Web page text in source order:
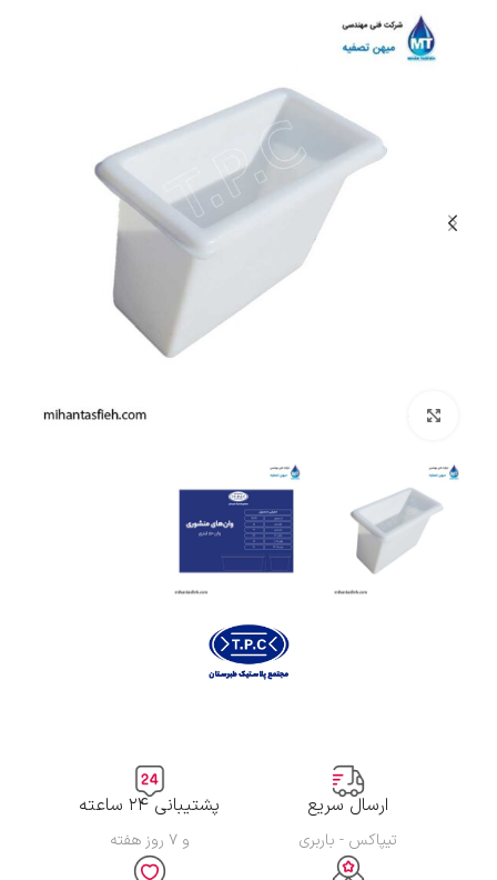
ارسال سریع
تیپاکس - باربری
پشتیبانی ۲۴ ساعته
و ۷ روز هفته